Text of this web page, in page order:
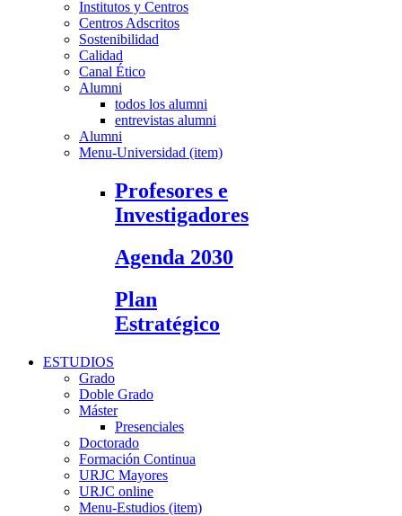
Institutos y Centros
Centros Adscritos
Sostenibilidad
Calidad
Canal Ético
Alumni
todos los alumni
entrevistas alumni
Alumni
Menu-Universidad (item)
Profesores e
Investigadores
Agenda 2030
Plan
Estratégico
ESTUDIOS
Grado
Doble Grado
Máster
Presenciales
Doctorado
Formación Continua
URJC Mayores
URJC online
Menu-Estudios (item)